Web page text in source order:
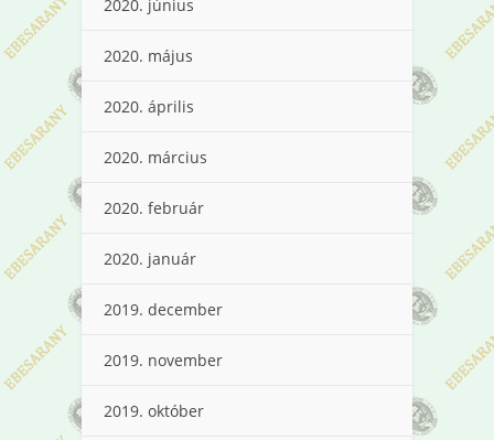
2020. június
2020. május
2020. április
2020. március
2020. február
2020. január
2019. december
2019. november
2019. október